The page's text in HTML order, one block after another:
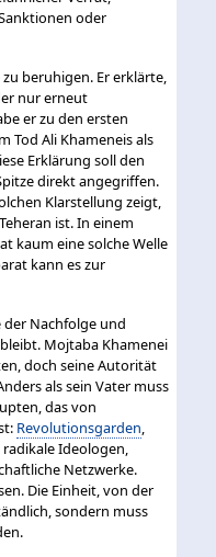
oder
beruhigen. Er erklärte,
nur erneut
er zu den ersten
Tod Ali Khameneis als
Erklärung soll den
direkt angegriffen.
Klarstellung zeigt,
ist. In einem
kaum eine solche Welle
kann es zur
der Nachfolge und
Mojtaba Khamenei
doch seine Autorität
als sein Vater muss
das von
Revolutionsgarden
Ideologen,
Netzwerke.
Die Einheit, von der
sondern muss